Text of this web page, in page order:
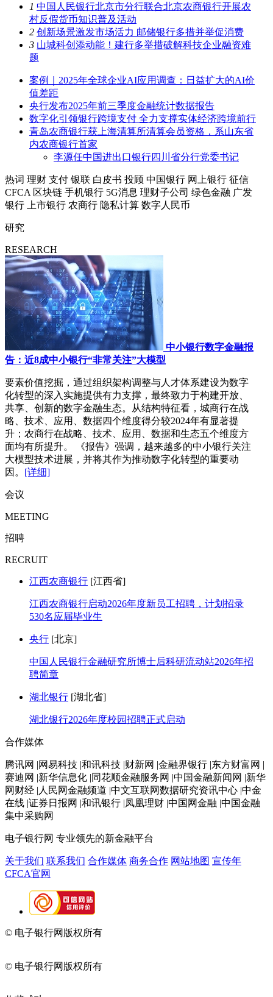
1 中国人民银行北京市分行联合北京农商银行开展农
村反假货币知识普及活动
2 创新场景激发市场活力 邮储银行多措并举促消费
3 山城科创添动能！建行多举措破解科技企业融资难
题
案例｜2025年全球企业AI应用调查：日益扩大的AI价
值差距
央行发布2025年前三季度金融统计数据报告
数字化引领银行跨境支付 全力支撑实体经济跨境前行
青岛农商银行获上海清算所清算会员资格，系山东省
内农商银行首家
李源任中国进出口银行四川省分行党委书记
热词 理财 支付 银联 白皮书 投顾 中国银行 网上银行 征信
CFCA 区块链 手机银行 5G消息 理财子公司 绿色金融 广发
银行
上市银行 农商行 隐私计算 数字人民币
研究
RESEARCH
中小银行数字金融报
告：近8成中小银行“非常关注”大模型
要素价值挖掘，通过组织架构调整与人才体系建设为数字
化转型的深入实施提供有力支撑，最终致力于构建开放、
共享、创新的数字金融生态。从结构特征看，城商行在战
略、技术、应用、数据四个维度得分较2024年有显著提
升；农商行在战略、技术、应用、数据和生态五个维度方
面均有所提升。 《报告》强调，越来越多的中小银行关注
大模型技术进展，并将其作为推动数字化转型的重要动
因。 [详细]
会议
MEETING
招聘
RECRUIT
江西农商银行 [江西省]
江西农商银行启动2026年度新员工招聘，计划招录
530名应届毕业生
央行 [北京]
中国人民银行金融研究所博士后科研流动站2026年招
聘简章
湖北银行 [湖北省]
湖北银行2026年度校园招聘正式启动
合作媒体
腾讯网 |网易科技 |和讯科技 |财新网 |金融界银行 |东方财富网 |
赛迪网 |新华信息化 |同花顺金融服务网 |中国金融新闻网 |新华
网财经 |人民网金融频道 |中文互联网数据研究资讯中心 |中金
在线 |证券日报网 |和讯银行 |凤凰理财 |中国网金融 |中国金融
集中采购网
电子银行网 专业领先的新金融平台
关于我们 联系我们 合作媒体 商务合作 网站地图 宣传年
CFCA官网
© 电子银行网版权所有
© 电子银行网版权所有